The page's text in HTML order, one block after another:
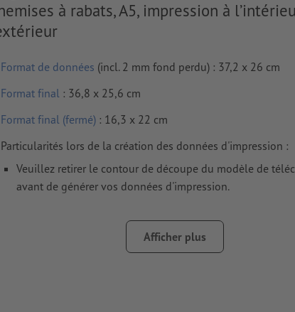
à rabats, A5, impression à
Format de données (incl. 2 mm fond perdu) : 37,2 x 26 cm
Format final : 36,8 x 25,6 cm
Format final (fermé) : 16,3 x 22 cm
Particularités lors de la création des données d'impression :
Veuillez retirer le contour de découpe du modèle de
avant de générer vos données d'impression.
de découpe dans un second fichier (fichier d’aperçu).
finition partiellecomme un vernis UV ou
Afficher plus